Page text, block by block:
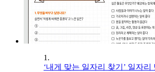
1.
‘내게 맞는 일자리 찾기’ 일자리